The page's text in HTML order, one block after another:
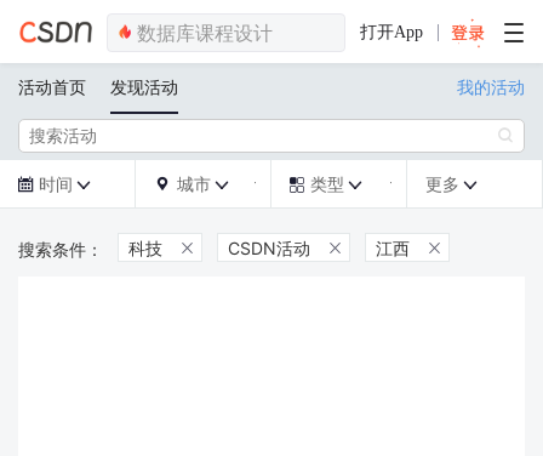
打开App
活动首页 发现活动 我的活动

 时间   城市   类型  更多 
科技  CSDN活动  江西 